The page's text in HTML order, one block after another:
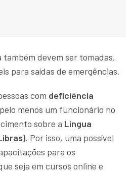
também devem ser tomadas,
para saídas de emergências.
com deficiência
menos um funcionário no
sobre a Língua
. Por isso, uma possível
para os
seja em cursos online e